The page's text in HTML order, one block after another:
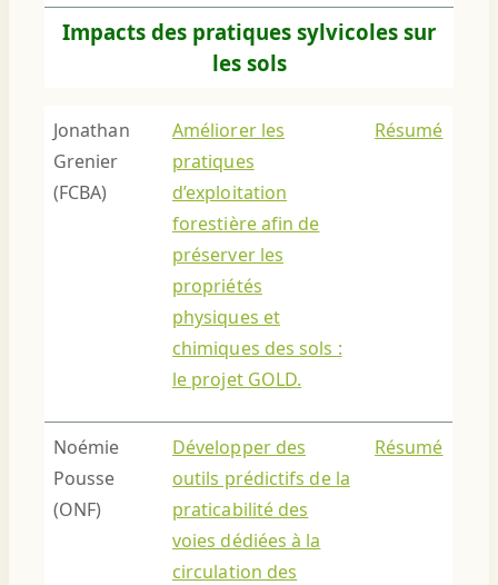
Impacts des pratiques sylvicoles sur
les sols
Jonathan
Grenier
(FCBA)
Améliorer les
pratiques
d’exploitation
forestière afin de
préserver les
propriétés
physiques et
chimiques des sols :
le projet GOLD.
Résumé
Noémie
Pousse
(ONF)
Développer des
outils prédictifs de la
praticabilité des
voies dédiées à la
circulation des
Résumé